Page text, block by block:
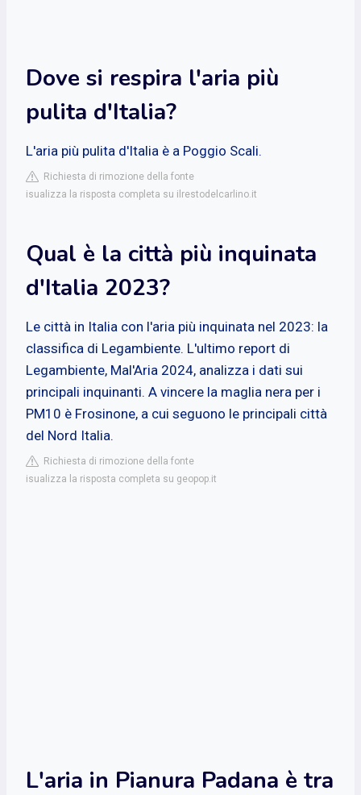
Dove si respira l'aria più
pulita d'Italia?
L'aria più pulita d'Italia è a Poggio Scali.
Richiesta di rimozione della fonte
isualizza la risposta completa su ilrestodelcarlino.it
Qual è la città più inquinata
d'Italia 2023?
Le città in Italia con l'aria più inquinata nel 2023: la
classifica di Legambiente. L'ultimo report di
Legambiente, Mal'Aria 2024, analizza i dati sui
principali inquinanti. A vincere la maglia nera per i
PM10 è Frosinone, a cui seguono le principali città
del Nord Italia.
Richiesta di rimozione della fonte
isualizza la risposta completa su geopop.it
L'aria in Pianura Padana è tra